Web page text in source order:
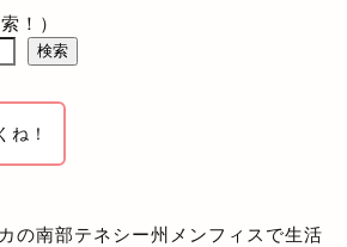
！）
検索
ね！
の南部テネシー州メンフィスで生活